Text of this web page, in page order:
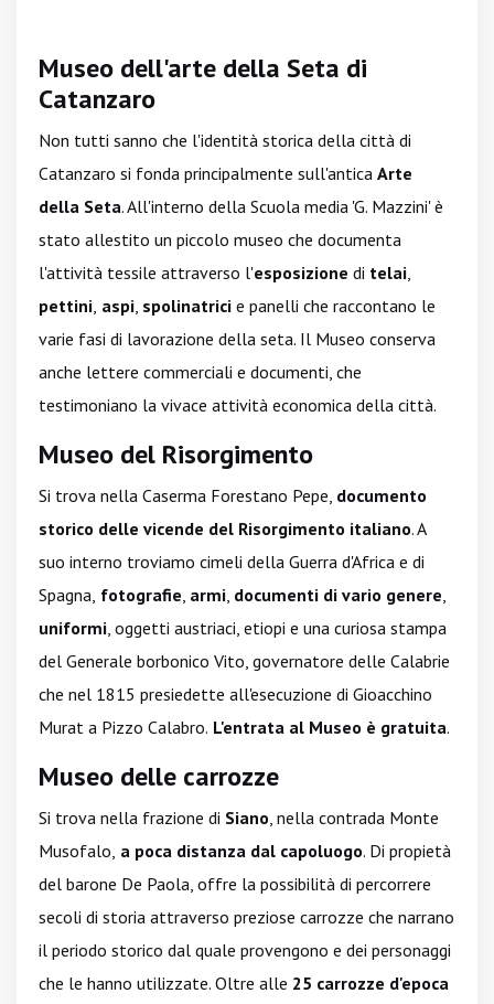
Museo dell'arte della Seta di
Catanzaro
Non tutti sanno che l'identità storica della città di
Catanzaro si fonda principalmente sull'antica Arte
della Seta. All'interno della Scuola media 'G. Mazzini' è
stato allestito un piccolo museo che documenta
l'attività tessile attraverso l'esposizione di telai,
pettini, aspi, spolinatrici e panelli che raccontano le
varie fasi di lavorazione della seta. Il Museo conserva
anche lettere commerciali e documenti, che
testimoniano la vivace attività economica della città.
Museo del Risorgimento
Si trova nella Caserma Forestano Pepe, documento
storico delle vicende del Risorgimento italiano. A
suo interno troviamo cimeli della Guerra d'Africa e di
Spagna, fotografie, armi, documenti di vario genere,
uniformi, oggetti austriaci, etiopi e una curiosa stampa
del Generale borbonico Vito, governatore delle Calabrie
che nel 1815 presiedette all'esecuzione di Gioacchino
Murat a Pizzo Calabro. L'entrata al Museo è gratuita.
Museo delle carrozze
Si trova nella frazione di Siano, nella contrada Monte
Musofalo, a poca distanza dal capoluogo. Di propietà
del barone De Paola, offre la possibilità di percorrere
secoli di storia attraverso preziose carrozze che narrano
il periodo storico dal quale provengono e dei personaggi
che le hanno utilizzate. Oltre alle 25 carrozze d'epoca